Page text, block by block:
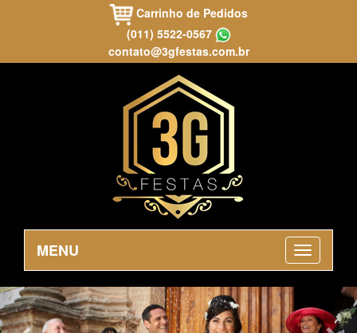
Carrinho de Pedidos
(011) 5522-0567
contato@3gfestas.com.br
MENU
Previous